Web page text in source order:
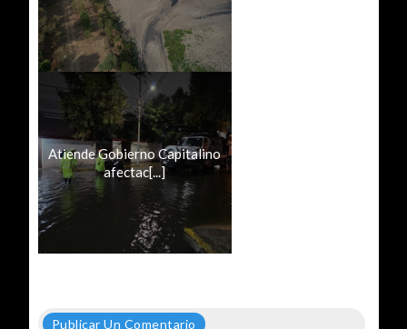
Atiende Gobierno Capitalino
afectac[...]
Publicar Un Comentario